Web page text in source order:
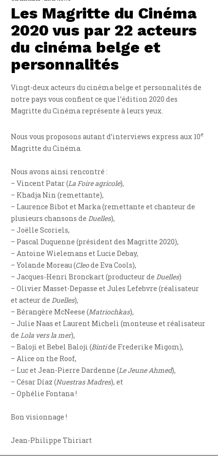
Les Magritte du Cinéma
2020 vus par 22 acteurs
du cinéma belge et
personnalités
Vingt-deux acteurs du cinéma belge et personnalités de
notre pays vous confient ce que l’édition 2020 des
Magritte du Cinéma représente à leurs yeux.
Nous vous proposons autant d’interviews express aux 10e
Magritte du Cinéma.
Nous avons ainsi rencontré :
– Vincent Patar (La Foire agricole),
– Khadja Nin (remettante),
– Laurence Bibot et Marka (remettante et chanteur de
plusieurs chansons de Duelles),
– Joëlle Scoriels,
– Pascal Duquenne (président des Magritte 2020),
– Antoine Wielemans et Lucie Debay,
– Yolande Moreau (Cleode Eva Cools),
– Jacques-Henri Bronckart (producteur de Duelles)
– Olivier Masset-Depasse et Jules Lefebvre (réalisateur
et acteur de Duelles),
– Bérangère McNeese (Matriochkas),
– Julie Naas et Laurent Micheli (monteuse et réalisateur
de Lola vers la mer),
– Baloji et Bebel Baloji (Bintide Frederike Migom),
– Alice on the Roof,
– Luc et Jean-Pierre Dardenne (Le Jeune Ahmed),
– César Díaz (Nuestras Madres), et
– Ophélie Fontana !
Bon visionnage !
Jean-Philippe Thiriart